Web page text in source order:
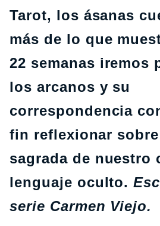
Tarot, los ásanas
más de lo que
22 semanas iremos
los arcanos y su
correspondencia
fin reflexionar
sagrada de nuestro
lenguaje oculto.
serie Carmen Viejo.